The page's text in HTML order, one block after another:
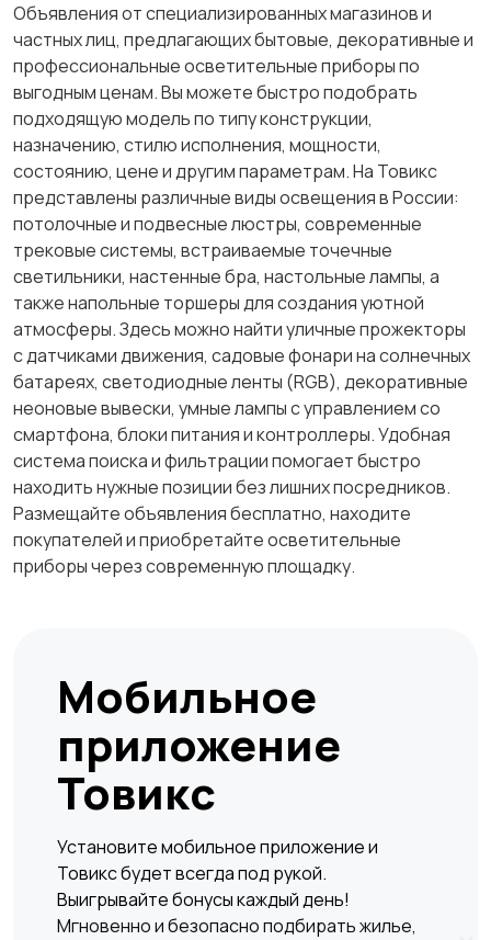
Объявления от специализированных магазинов и
частных лиц, предлагающих бытовые, декоративные и
профессиональные осветительные приборы по
выгодным ценам. Вы можете быстро подобрать
подходящую модель по типу конструкции,
назначению, стилю исполнения, мощности,
состоянию, цене и другим параметрам. На Товикс
представлены различные виды освещения в России:
потолочные и подвесные люстры, современные
трековые системы, встраиваемые точечные
светильники, настенные бра, настольные лампы, а
также напольные торшеры для создания уютной
атмосферы. Здесь можно найти уличные прожекторы
с датчиками движения, садовые фонари на солнечных
батареях, светодиодные ленты (RGB), декоративные
неоновые вывески, умные лампы с управлением со
смартфона, блоки питания и контроллеры. Удобная
система поиска и фильтрации помогает быстро
находить нужные позиции без лишних посредников.
Размещайте объявления бесплатно, находите
покупателей и приобретайте осветительные
приборы через современную площадку.
Мобильное
приложение
Товикс
Установите мобильное приложение и
Товикс будет всегда под рукой.
Выигрывайте бонусы каждый день!
Мгновенно и безопасно подбирать жилье,